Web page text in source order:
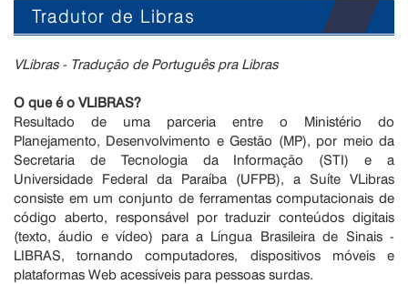
Tradutor de Libras
VLibras - Tradução de Português pra Libras
O que é o VLIBRAS?
Resultado de uma parceria entre o Ministério do
Planejamento, Desenvolvimento e Gestão (MP), por meio da
Secretaria de Tecnologia da Informação (STI) e a
Universidade Federal da Paraíba (UFPB), a Suíte VLibras
consiste em um conjunto de ferramentas computacionais de
código aberto, responsável por traduzir conteúdos digitais
(texto, áudio e vídeo) para a Língua Brasileira de Sinais -
LIBRAS, tornando computadores, dispositivos móveis e
plataformas Web acessíveis para pessoas surdas.